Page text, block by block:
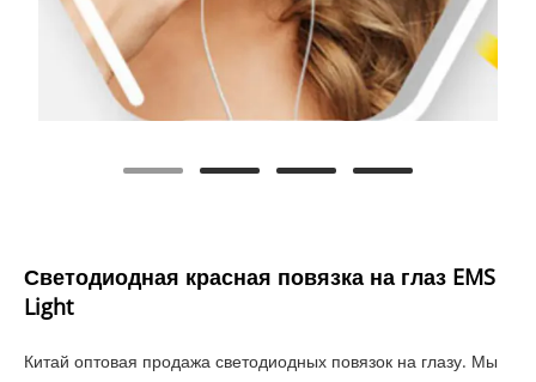
Светодиодная красная повязка на глаз EMS
Light
Китай оптовая продажа светодиодных повязок на глазу. Мы